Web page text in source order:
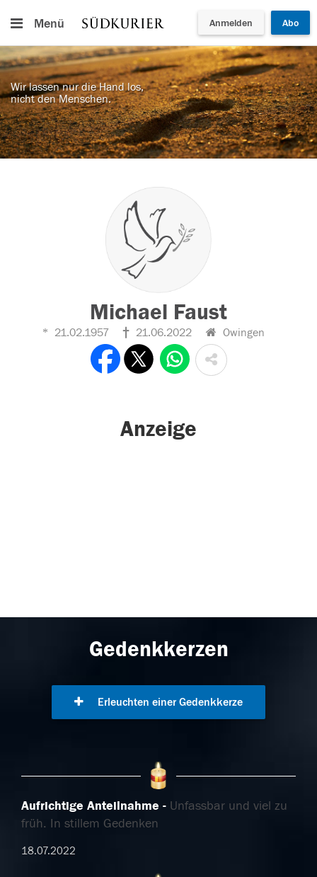
Menü Anmelden Abo
Wir lassen nur die Hand los,
nicht den Menschen.
Michael Faust
21.02.1957 21.06.2022 Owingen
Anzeige
Gedenkkerzen
Erleuchten einer Gedenkkerze
Aufrichtige Anteilnahme
Unfassbar und viel zu
früh. In stillem Gedenken
18.07.2022